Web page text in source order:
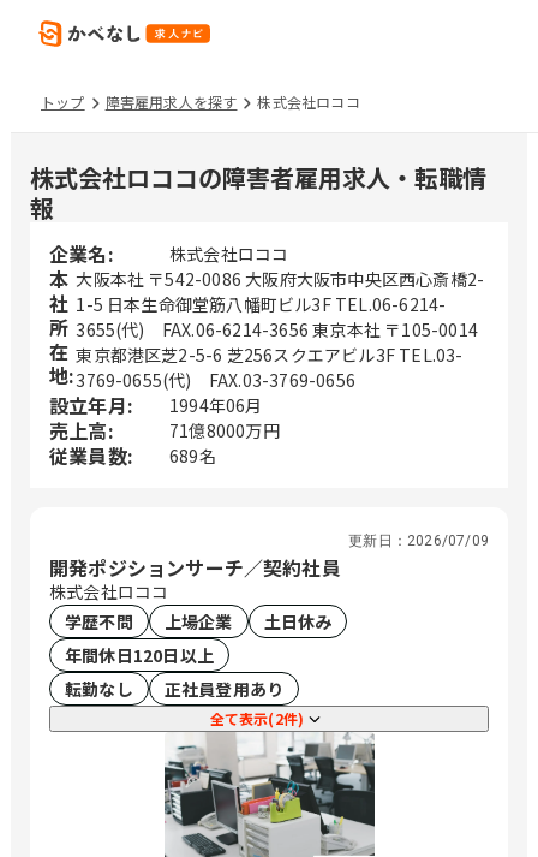
トップ 障害雇用求人を探す 株式会社ロココ
株式会社ロココの障害者雇用求人・転職情
報
企業名: 株式会社ロココ
本
社
所
在
地:
大阪本社 〒542-0086 大阪府大阪市中央区西心斎橋2-
1-5 日本生命御堂筋八幡町ビル3F TEL.06-6214-
3655(代) FAX.06-6214-3656 東京本社 〒105-0014
東京都港区芝2-5-6 芝256スクエアビル3F TEL.03-
3769-0655(代) FAX.03-3769-0656
設立年月: 1994年06月
売上高: 71億8000万円
従業員数: 689名
更新日： 2026/07/09
開発ポジションサーチ／契約社員
株式会社ロココ
学歴不問
上場企業
土日休み
年間休日120日以上
転勤なし
正社員登用あり
全て表示(2件)